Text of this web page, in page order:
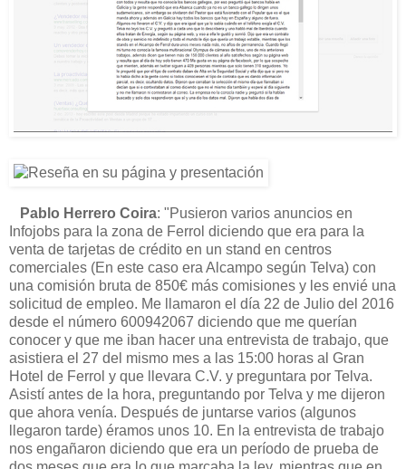
Pablo Herrero Coira: "Pusieron varios anuncios en
Infojobs para la zona de Ferrol diciendo que era para la
venta de tarjetas de crédito en un stand en centros
comerciales (En este caso era Alcampo según Telva) con
una comisión bruta de 850€ más comisiones y les envié una
solicitud de empleo. Me llamaron el día 22 de Julio del 2016
desde el número 600942067 diciendo que me querían
conocer y que me iban hacer una entrevista de trabajo, que
asistiera el 27 del mismo mes a las 15:00 horas al Gran
Hotel de Ferrol y que llevara C.V. y preguntara por Telva.
Asistí antes de la hora, preguntando por Telva y me dijeron
que ahora venía. Después de juntarse varios (algunos
llegaron tarde) éramos unos 10. En la entrevista de trabajo
nos engañaron diciendo que era un período de prueba de